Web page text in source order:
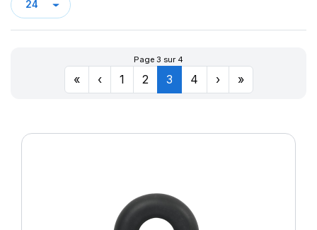
Page 3 sur 4
« ‹ 1 2 3 4 › »